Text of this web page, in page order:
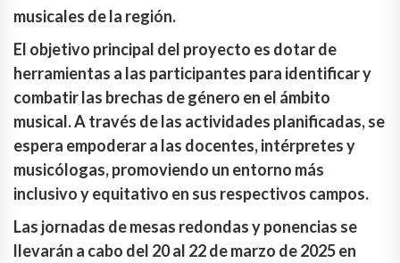
musicales de la región.
El objetivo principal del proyecto es dotar de
herramientas a las participantes para identificar y
combatir las brechas de género en el ámbito
musical. A través de las actividades planificadas, se
espera empoderar a las docentes, intérpretes y
musicólogas, promoviendo un entorno más
inclusivo y equitativo en sus respectivos campos.
Las jornadas de mesas redondas y ponencias se
llevarán a cabo del 20 al 22 de marzo de 2025 en